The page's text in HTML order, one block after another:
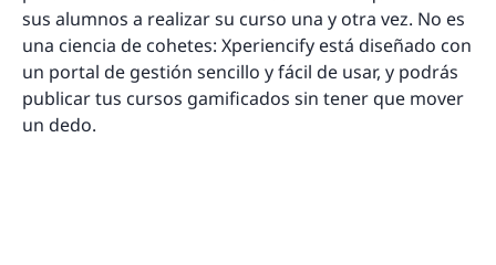
sus alumnos a realizar su curso una y otra vez. No es
una ciencia de cohetes: Xperiencify está diseñado con
un portal de gestión sencillo y fácil de usar, y podrás
publicar tus cursos gamificados sin tener que mover
un dedo.